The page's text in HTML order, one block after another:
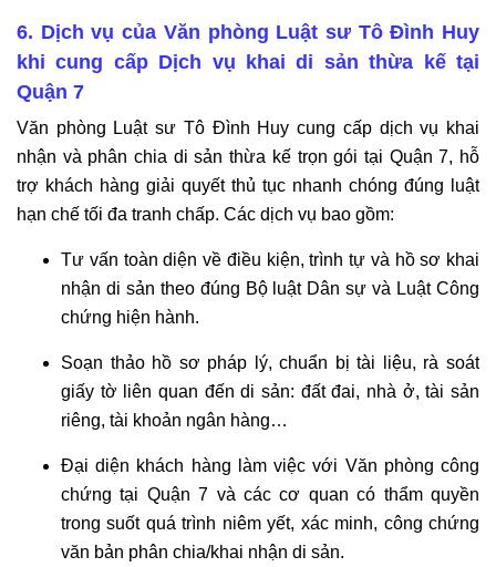
6. Dịch vụ của Văn phòng Luật sư Tô Đình Huy
khi cung cấp Dịch vụ khai di sản thừa kế tại
Quận 7
Văn phòng Luật sư Tô Đình Huy cung cấp dịch vụ khai
nhận và phân chia di sản thừa kế trọn gói tại Quận 7, hỗ
trợ khách hàng giải quyết thủ tục nhanh chóng đúng luật
hạn chế tối đa tranh chấp. Các dịch vụ bao gồm:
Tư vấn toàn diện về điều kiện, trình tự và hồ sơ khai
nhận di sản theo đúng Bộ luật Dân sự và Luật Công
chứng hiện hành.
Soạn thảo hồ sơ pháp lý, chuẩn bị tài liệu, rà soát
giấy tờ liên quan đến di sản: đất đai, nhà ở, tài sản
riêng, tài khoản ngân hàng…
Đại diện khách hàng làm việc với Văn phòng công
chứng tại Quận 7 và các cơ quan có thẩm quyền
trong suốt quá trình niêm yết, xác minh, công chứng
văn bản phân chia/khai nhận di sản.